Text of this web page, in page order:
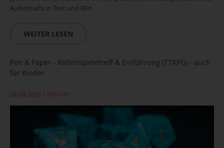
Aufenthalts in Text und Bild
WEITER LESEN
Pen & Paper - Rollenspieletreff & Einführung (TTRPG) - auch
für Kinder
26.09.2026 14:00 Uhr